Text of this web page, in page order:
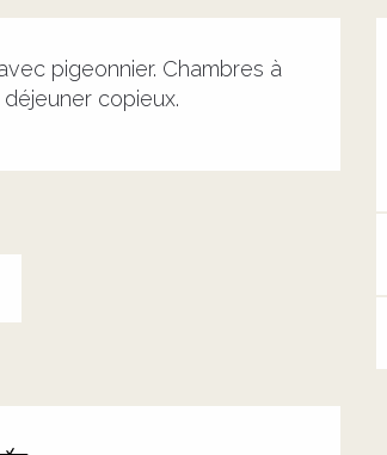
pigeonnier. Chambres à
copieux.